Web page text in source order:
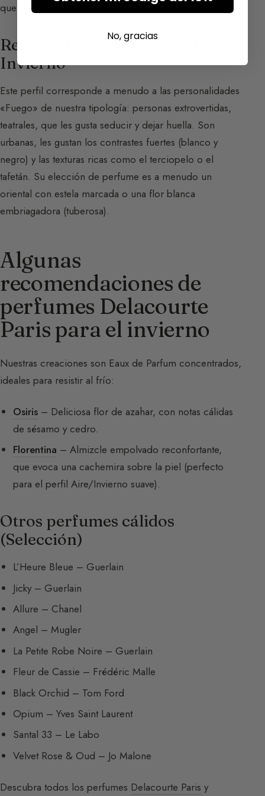
que define su identidad olfativa durante todo el año.
Retrato de la personalidad
Invierno
Este perfil corresponde a menudo a las personalidades
«Fuego» de nuestra tipología: personas extrovertidas,
teatrales, que les gusta seducir y dejar huella. Son
urbanas, les gustan los contrastes fuertes (blanco y
negro) y las texturas ricas como el terciopelo o el
tafetán. Su elección de perfume es a menudo un
oriental con estela marcada o una flor blanca
embriagadora (tuberosa).
Algunas
recomendaciones de
perfumes Delacourte
Paris para el invierno
Nuestras creaciones son Eaux de Parfum concentrados,
ideales para resistir al frío:
Osiris – Deliciosa flor de azahar, con notas cálidas
de sésamo y cedro.
Florentina – Almizcle empolvado reconfortante,
que evoca una cachemira sobre la piel (perfecto
para el perfil Aire/Invierno suave).
Otros perfumes cálidos
(Selección)
L’Heure Bleue – Guerlain
Jicky – Guerlain
Allure – Chanel
Angel – Mugler
La Petite Robe Noire – Guerlain
Fleur de Cassie – Frédéric Malle
Black Orchid – Tom Ford
Opium – Yves Saint Laurent
Santal 33 – Le Labo
Velvet Rose & Oud – Jo Malone
Descubra todos los perfumes Delacourte Paris y
No, gracias